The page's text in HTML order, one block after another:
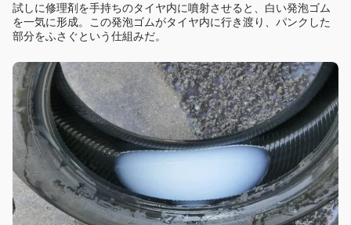
試しに修理剤を手持ちのタイヤ内に噴射させると、白い発泡ゴム
を一気に形成。この発泡ゴムがタイヤ内に行き渡り、パンクした
部分をふさぐという仕組みだ。